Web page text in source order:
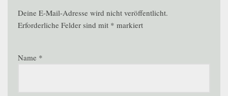
Deine E-Mail-Adresse wird nicht veröffentlicht.
Erforderliche Felder sind mit * markiert
Name *